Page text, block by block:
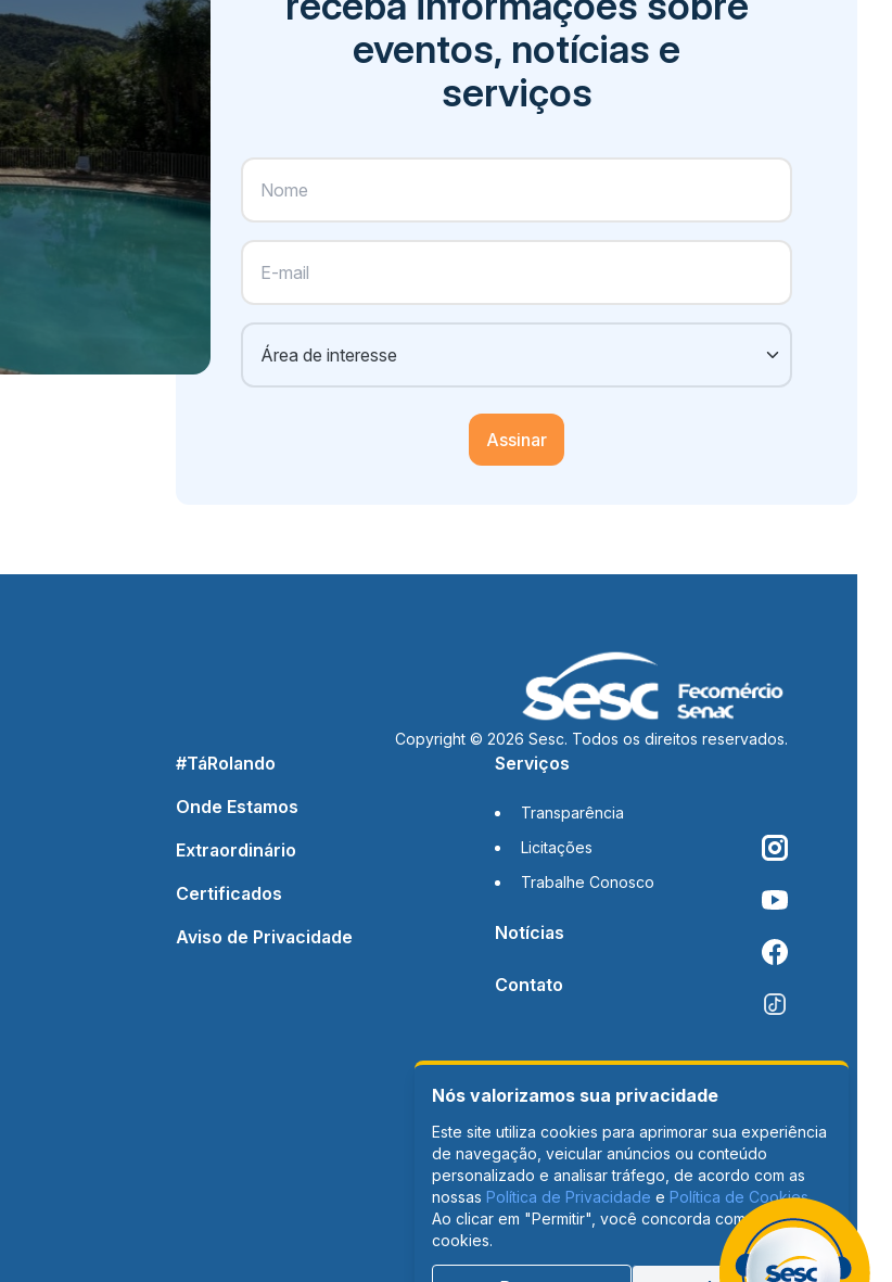
eventos, notícias e
serviços
Assinar
Copyright © 2026 Sesc. Todos os direitos reservados.
#TáRolando
Onde Estamos
Extraordinário
Certificados
Aviso de Privacidade
Serviços
Transparência
Licitações
Trabalhe Conosco
Notícias
Contato
Nós valorizamos sua privacidade
Este site utiliza cookies para aprimorar sua experiência
de navegação, veicular anúncios ou conteúdo
personalizado e analisar tráfego, de acordo com as
nossas Política de Privacidade e Política de Cookies.
Ao clicar em "Permitir", você concorda com o uso de
cookies.